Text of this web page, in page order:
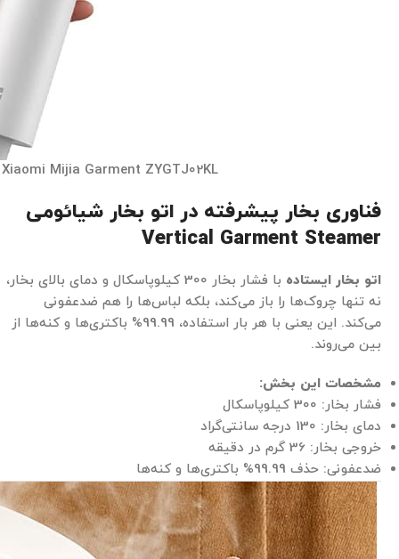
Xiaomi Mijia Garment ZYGTJ02KL
فناوری بخار پیشرفته در اتو بخار شیائومی
Vertical Garment Steamer
اتو بخار ایستاده
با فشار بخار 300 کیلوپاسکال و دمای بالای بخار،
نه تنها چروک‌ها را باز می‌کند، بلکه لباس‌ها را هم ضدعفونی
می‌کند. این یعنی با هر بار استفاده، 99.99% باکتری‌ها و کنه‌ها از
بین می‌روند.
مشخصات این بخش:
فشار بخار: 300 کیلوپاسکال
دمای بخار: 130 درجه سانتی‌گراد
خروجی بخار: 36 گرم در دقیقه
ضدعفونی: حذف 99.99% باکتری‌ها و کنه‌ها